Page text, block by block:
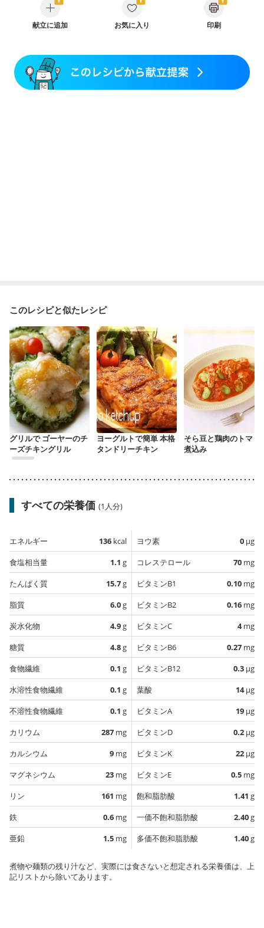
乳がん（抗がん剤治療中）
乳がん（ホルモン療法中）
乳がん（放射線治療中）
胃がん治療を終えた方・経過観察中の方
大腸がん治療を終えた方・経過観察中の方
大腸がん（抗がん剤治療中）
献立に追加 お気に入り 印刷
このレシピと似たレシピ
グリルで ゴーヤーのチ
ーズチキングリル
ヨーグルトで簡単 本格
タンドリーチキン
そら豆と鶏肉のトマト
煮込み
すべての栄養価 (1人分)
エネルギー 136 kcal
食塩相当量
1.1 g
たんぱく質
15.7g
脂質
6.0g
炭水化物
4.9g
糖質
4.8g
食物繊維
0.1 g
水溶性食物繊維
0.1 g
不溶性食物繊維
0.1 g
カリウム
287 mg
カルシウム
9 mg
マグネシウム
23 mg
リン
161 mg
鉄
0.6 mg
亜鉛
1.5 mg
ヨウ素 0 µg
コレステロール
70 mg
ビタミンB1
0.10 mg
ビタミンB2
0.16 mg
ビタミンC
4mg
ビタミンB6
0.27 mg
ビタミンB12
0.3 µg
葉酸
14µg
ビタミンA
19 µg
ビタミンD
0.2 µg
ビタミンK
22 µg
ビタミンE
0.5 mg
飽和脂肪酸
1.41 g
一価不飽和脂肪酸
2.40g
多価不飽和脂肪酸
1.40g
煮物や麺類の残り汁など、実際には食さないと想定される栄養価は、上
記リストから除いてあります。